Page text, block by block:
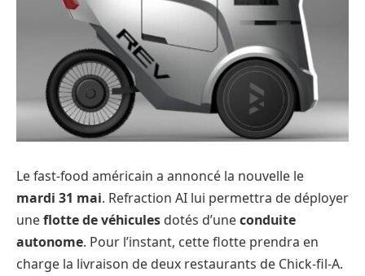
Le fast-food américain a annoncé la nouvelle le
mardi 31 mai. Refraction AI lui permettra de déployer
uneflotte de véhicules dotés d’uneconduite
autonome. Pour l’instant, cette flotte prendra en
charge la livraison de deux restaurants de Chick-fil-A.